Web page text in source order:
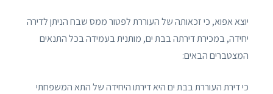
יוצא אפוא, כי זכאותה של העוררת לפטור ממס שבח הניתן לדירה
יחידה, במכירת דירתה בבת ים, מותנית בעמידה בכל התנאים
המצטברים הבאים:
כי דירת העוררת בבת ים היא דירתו היחידה של התא המשפחתי